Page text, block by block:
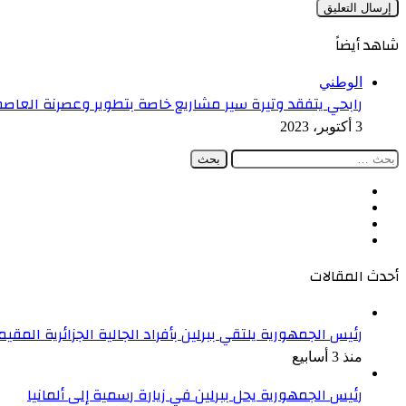
شاهد أيضاً
الوطني
رابحي يتفقد وتيرة سير مشاريع خاصة بتطوير وعصرنة
3 أكتوبر، 2023
البحث
أحدث المقالات
رئيس الجمهورية يلتقي ببرلين بأفراد الجالية الجزائرية
منذ 3 أسابيع
رئيس الجمهورية يحل ببرلين في زيارة رسمية إلى ألمانيا